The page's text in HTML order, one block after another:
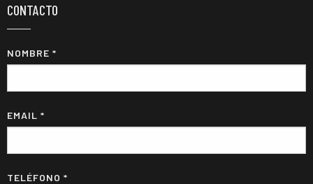
CONTACTO
NOMBRE *
EMAIL *
TELÉFONO *